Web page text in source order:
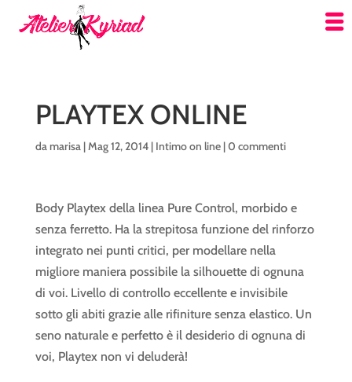
PLAYTEX ONLINE
damarisa|Mag 12, 2014| Intimo on line|0 commenti
Body Playtex della linea Pure Control, morbido e
senza ferretto. Ha la strepitosa funzione del rinforzo
integrato nei punti critici, per modellare nella
migliore maniera possibile la silhouette di ognuna
di voi. Livello di controllo eccellente e invisibile
sotto gli abiti grazie alle rifiniture senza elastico. Un
seno naturale e perfetto è il desiderio di ognuna di
voi, Playtex non vi deluderà!